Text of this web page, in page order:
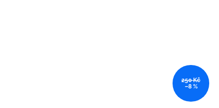
250 Kč
–8 %